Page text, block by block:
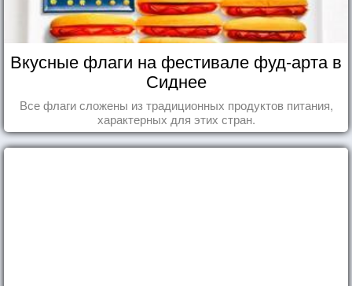
Вкусные флаги на фестивале фуд-арта в
Сиднее
Все флаги сложены из традиционных продуктов питания,
характерных для этих стран.